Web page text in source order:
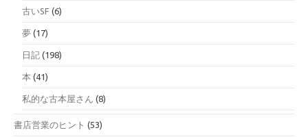
古いSF (6)
夢 (17)
日記 (198)
本 (41)
私的な古本屋さん (8)
書店営業のヒント (53)